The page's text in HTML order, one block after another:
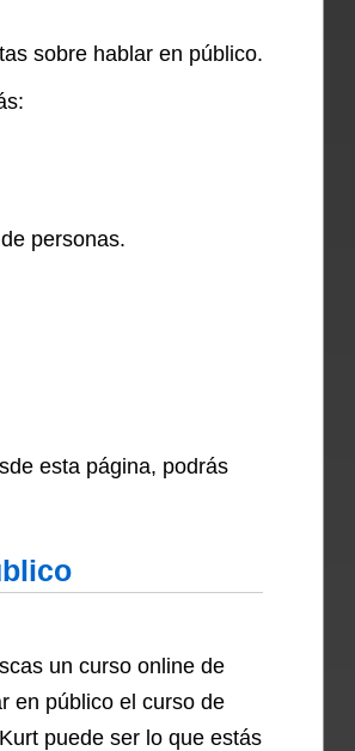
sobre hablar en público.
personas.
esta página, podrás
un curso online de
en público el curso de
puede ser lo que estás